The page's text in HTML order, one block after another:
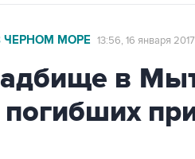
ЧЕРНОМ МОРЕ 13:56, 16 января 2017
в
погибших